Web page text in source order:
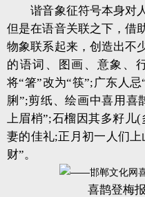
谐音象征符号本身对人
但是在语音关联之下，借
物象联系起来，创造出不
的语词、图画、意象、
将“箸”改为“筷”;广东人
脷”;剪纸、绘画中喜用喜
上眉梢”;石榴因其多籽儿
妻的佳礼;正月初一人们
财”。
喜鹊登梅